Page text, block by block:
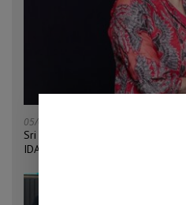
05/08/2026
Sri Mulyani Ditunjuk Jadi Ketua
IDA22 Bank Dunia